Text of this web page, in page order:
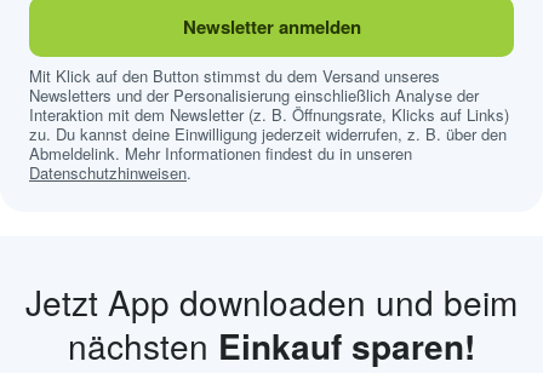
Newsletter anmelden
Mit Klick auf den Button stimmst du dem Versand unseres
Newsletters und der Personalisierung einschließlich Analyse der
Interaktion mit dem Newsletter (z. B. Öffnungsrate, Klicks auf Links)
zu. Du kannst deine Einwilligung jederzeit widerrufen, z. B. über den
Abmeldelink. Mehr Informationen findest du in unseren
Datenschutzhinweisen.
Jetzt App downloaden und beim
nächsten Einkauf sparen!